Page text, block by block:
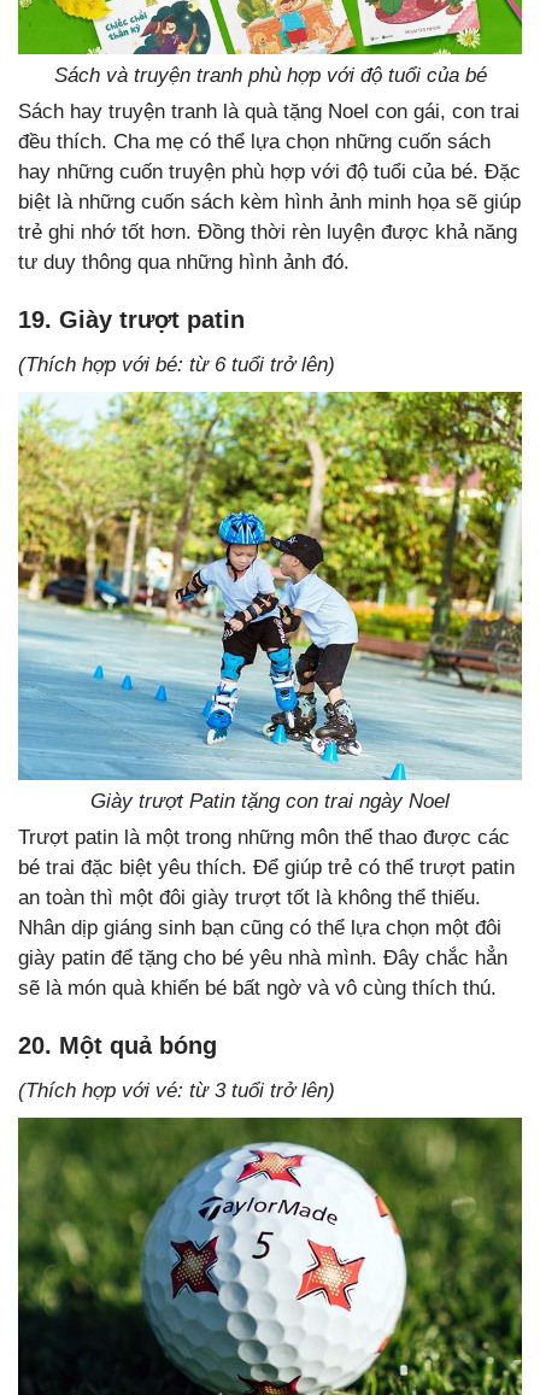
Sách và truyện tranh phù hợp với độ tuổi của bé
Sách hay truyện tranh là quà tặng Noel con gái, con trai
đều thích. Cha mẹ có thể lựa chọn những cuốn sách
hay những cuốn truyện phù hợp với độ tuổi của bé. Đặc
biệt là những cuốn sách kèm hình ảnh minh họa sẽ giúp
trẻ ghi nhớ tốt hơn. Đồng thời rèn luyện được khả năng
tư duy thông qua những hình ảnh đó.
19. Giày trượt patin
(Thích hợp với bé: từ 6 tuổi trở lên)
Giày trượt Patin tặng con trai ngày Noel
Trượt patin là một trong những môn thể thao được các
bé trai đặc biệt yêu thích. Để giúp trẻ có thể trượt patin
an toàn thì một đôi giày trượt tốt là không thể thiếu.
Nhân dịp giáng sinh bạn cũng có thể lựa chọn một đôi
giày patin để tặng cho bé yêu nhà mình. Đây chắc hẳn
sẽ là món quà khiến bé bất ngờ và vô cùng thích thú.
20. Một quả bóng
(Thích hợp với vé: từ 3 tuổi trở lên)